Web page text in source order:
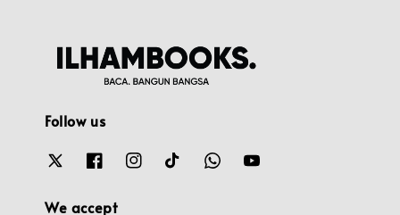
Follow us
We accept